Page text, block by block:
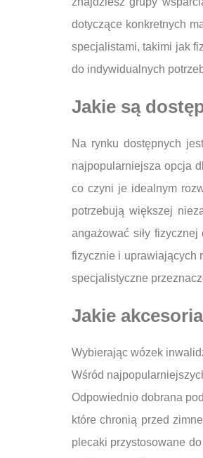
dotyczące konkretnych
specjalistami, takimi jak
do indywidualnych
Jakie są
Na rynku dostępnych
najpopularniejsza opcja
co czyni je idealnym
potrzebują większej
angażować siły
fizycznie i uprawiających
specjalistyczne
Jakie
Wybierając wózek
Wśród
Odpowiednio dobrana
które chronią przed
plecaki przystosowane